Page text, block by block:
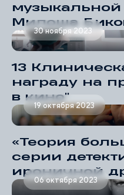
Милоша
30 ноября 2023
13
награду на
в кино"
19 октября 2023
«Теория
серии
ироничной
платформе
06 октября 2023